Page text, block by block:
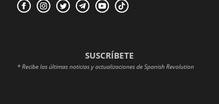
SUSCRÍBETE
* Recibe las últimas noticias y actualizaciones de Spanish Revolution